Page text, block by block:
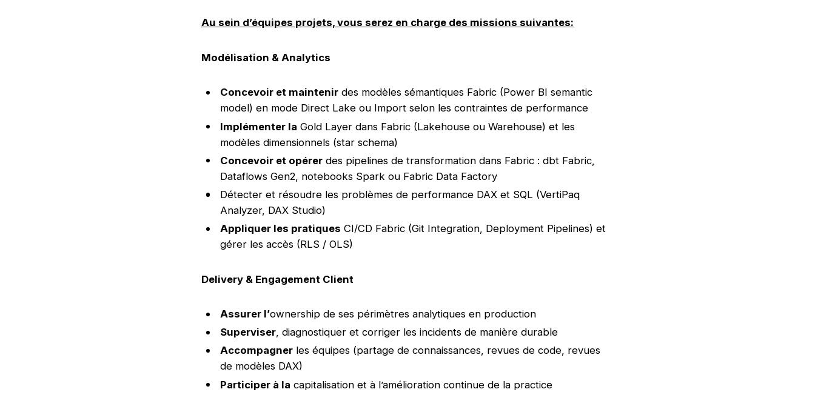
Au sein d’équipes projets, vous serez en charge des missions suivantes:
Modélisation & Analytics
Concevoir et maintenir des modèles sémantiques Fabric (Power BI semantic
model) en mode Direct Lake ou Import selon les contraintes de performance
Implémenter la Gold Layer dans Fabric (Lakehouse ou Warehouse) et les
modèles dimensionnels (star schema)
Concevoir et opérer des pipelines de transformation dans Fabric : dbt Fabric,
Dataflows Gen2, notebooks Spark ou Fabric Data Factory
Détecter et résoudre les problèmes de performance DAX et SQL (VertiPaq
Analyzer, DAX Studio)
Appliquer les pratiques CI/CD Fabric (Git Integration, Deployment Pipelines) et
gérer les accès (RLS / OLS)
Delivery & Engagement Client
Assurer l’ownership de ses périmètres analytiques en production
Superviser, diagnostiquer et corriger les incidents de manière durable
Accompagner les équipes (partage de connaissances, revues de code, revues
de modèles DAX)
Participer à la capitalisation et à l’amélioration continue de la practice